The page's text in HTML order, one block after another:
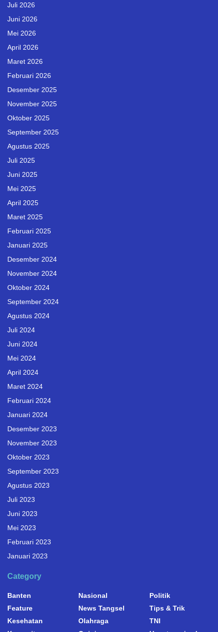
Juli 2026
Juni 2026
Mei 2026
April 2026
Maret 2026
Februari 2026
Desember 2025
November 2025
Oktober 2025
September 2025
Agustus 2025
Juli 2025
Juni 2025
Mei 2025
April 2025
Maret 2025
Februari 2025
Januari 2025
Desember 2024
November 2024
Oktober 2024
September 2024
Agustus 2024
Juli 2024
Juni 2024
Mei 2024
April 2024
Maret 2024
Februari 2024
Januari 2024
Desember 2023
November 2023
Oktober 2023
September 2023
Agustus 2023
Juli 2023
Juni 2023
Mei 2023
Februari 2023
Januari 2023
Category
Banten
Feature
Kesehatan
Nasional
News Tangsel
Olahraga
Politik
Tips & Trik
TNI